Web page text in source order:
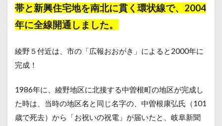
帯と新興住宅地を南北に貫く環状線で、2004
年に全線開通しました。
綾野５付近は、市の「広報おおがき」によると2000年に
完成！
1986年に、綾野地区に北接する中曽根町の地区が完成し
た時は、当時の地区名と同じ名字の、中曽根康弘氏（101
歳で死去）から「お祝いの祝電」が届いたと、岐阜新聞